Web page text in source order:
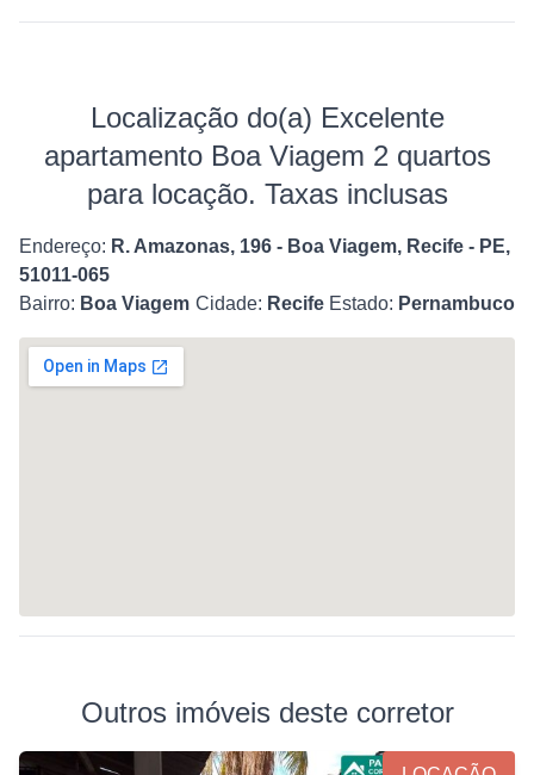
Localização do(a) Excelente
apartamento Boa Viagem 2 quartos
para locação. Taxas inclusas
Endereço: R. Amazonas, 196 - Boa Viagem, Recife - PE,
51011-065
Bairro: Boa Viagem Cidade: Recife Estado: Pernambuco
Outros imóveis deste corretor